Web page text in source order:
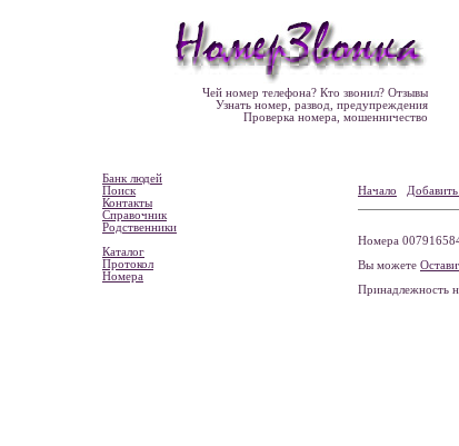
Чей номер телефона? Кто звонил? Отзывы
Узнать номер, развод, предупреждения
Проверка номера, мошенничество
Банк людей
Поиск
Контакты
Справочник
Родственники
Каталог
Протокол
Номера
Начало
Номера
Вы можете
Принадлежность